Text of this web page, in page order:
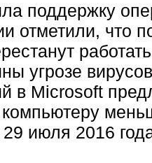
поддержку
отметили, что
угрозе
в Microsoft
29 июля 2016